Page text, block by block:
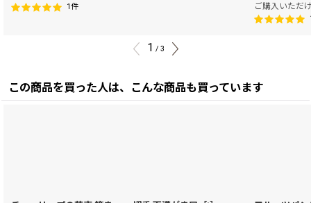
1件 ご購入いただ
1 / 3
この商品を買った人は、こんな商品も買っています